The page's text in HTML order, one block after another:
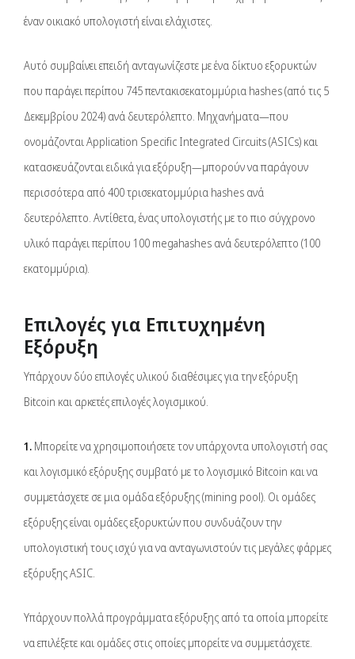
έναν οικιακό υπολογιστή είναι ελάχιστες.
Αυτό συμβαίνει επειδή ανταγωνίζεστε με ένα δίκτυο εξορυκτών
που παράγει περίπου 745 πεντακισεκατομμύρια hashes (από τις 5
Δεκεμβρίου 2024) ανά δευτερόλεπτο. Μηχανήματα—που
ονομάζονται Application Specific Integrated Circuits (ASICs) και
κατασκευάζονται ειδικά για εξόρυξη—μπορούν να παράγουν
περισσότερα από 400 τρισεκατομμύρια hashes ανά
δευτερόλεπτο. Αντίθετα, ένας υπολογιστής με το πιο σύγχρονο
υλικό παράγει περίπου 100 megahashes ανά δευτερόλεπτο (100
εκατομμύρια).
Επιλογές για Επιτυχημένη
Εξόρυξη
Υπάρχουν δύο επιλογές υλικού διαθέσιμες για την εξόρυξη
Bitcoin και αρκετές επιλογές λογισμικού.
1. Μπορείτε να χρησιμοποιήσετε τον υπάρχοντα υπολογιστή σας
και λογισμικό εξόρυξης συμβατό με το λογισμικό Bitcoin και να
συμμετάσχετε σε μια ομάδα εξόρυξης (mining pool). Οι ομάδες
εξόρυξης είναι ομάδες εξορυκτών που συνδυάζουν την
υπολογιστική τους ισχύ για να ανταγωνιστούν τις μεγάλες φάρμες
εξόρυξης ASIC.
Υπάρχουν πολλά προγράμματα εξόρυξης από τα οποία μπορείτε
να επιλέξετε και ομάδες στις οποίες μπορείτε να συμμετάσχετε.